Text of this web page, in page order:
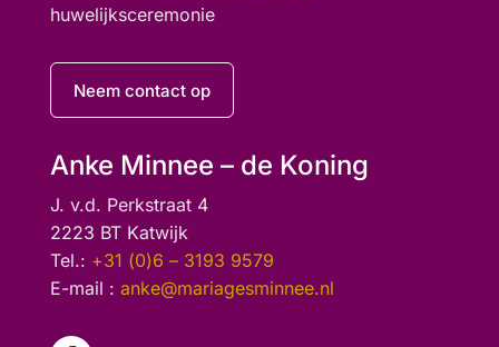
huwelijksceremonie
Neem contact op
Anke Minnee – de Koning
J. v.d. Perkstraat 4
2223 BT Katwijk
Tel.: +31 (0)6 – 3193 9579
E-mail : anke@mariagesminnee.nl